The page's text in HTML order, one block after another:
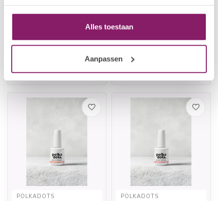
Alles toestaan
Aanpassen
Op voorraad
POLKADOTS
FREE
€24,19
Op voorraad
POLKADOTS POLKADOTS